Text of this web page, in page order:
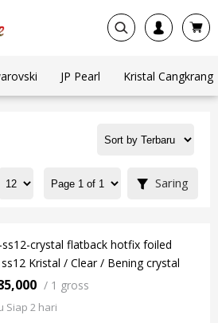
JP Pearl Kristal Cangkrang
Saring
ss12-crystal flatback hotfix foiled
Kristal / Clear / Bening crystal
/ 1 gross
Siap 2 hari